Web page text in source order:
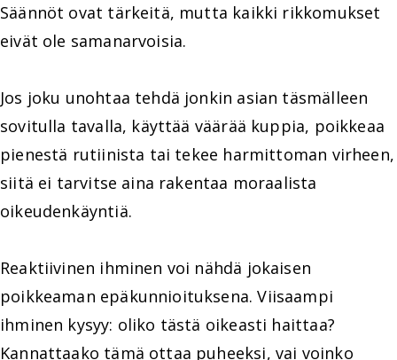
Säännöt ovat tärkeitä, mutta kaikki rikkomukset
eivät ole samanarvoisia.
Jos joku unohtaa tehdä jonkin asian täsmälleen
sovitulla tavalla, käyttää väärää kuppia, poikkeaa
pienestä rutiinista tai tekee harmittoman virheen,
siitä ei tarvitse aina rakentaa moraalista
oikeudenkäyntiä.
Reaktiivinen ihminen voi nähdä jokaisen
poikkeaman epäkunnioituksena. Viisaampi
ihminen kysyy: oliko tästä oikeasti haittaa?
Kannattaako tämä ottaa puheeksi, vai voinko